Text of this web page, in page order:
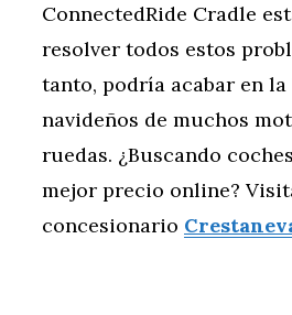
ConnectedRide Cradle
resolver todos estos
tanto, podría acabar en
navideños de muchos
ruedas. ¿Buscando
mejor precio online?
concesionario